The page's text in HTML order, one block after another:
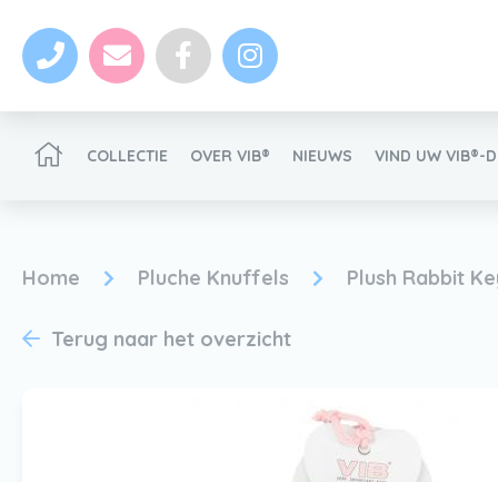
VIB®-Dealer worden
COLLECTIE OVER VIB® NIEUWS VIND UW VIB®-
Home Pluche Knuffels Plush Rabbit
Terug naar het overzicht